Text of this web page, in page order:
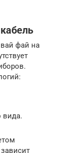
фай на
вида.